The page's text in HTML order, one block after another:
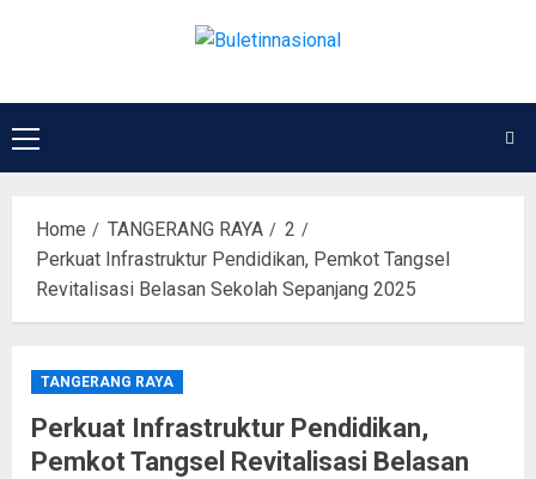
Home TANGERANG RAYA
2
Perkuat Infrastruktur Pendidikan, Pemkot Tangsel
Revitalisasi Belasan Sekolah Sepanjang 2025
TANGERANG RAYA
Perkuat Infrastruktur Pendidikan,
Pemkot Tangsel Revitalisasi Belasan